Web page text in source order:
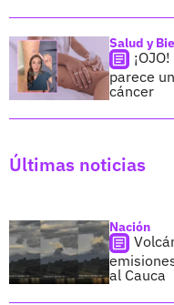
Salud y
parece
cáncer
Últimas noticias
Nación
al Cauca